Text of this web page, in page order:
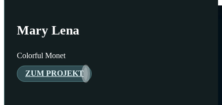
Mary Lena
Colorful Monet
ZUM PROJEKT